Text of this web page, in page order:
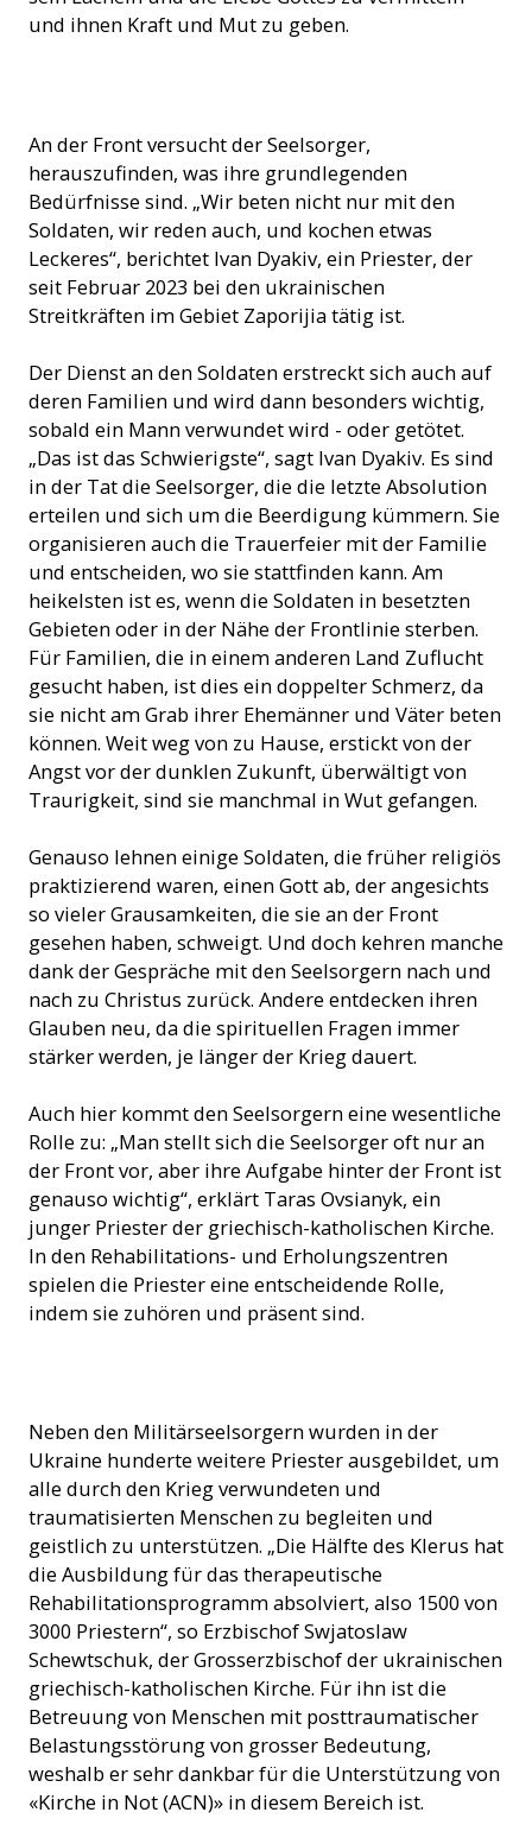
und ihnen Kraft und Mut zu geben.
An der Front versucht der Seelsorger,
herauszufinden, was ihre grundlegenden
Bedürfnisse sind. „Wir beten nicht nur mit den
Soldaten, wir reden auch, und kochen etwas
Leckeres“, berichtet Ivan Dyakiv, ein Priester, der
seit Februar 2023 bei den ukrainischen
Streitkräften im Gebiet Zaporijia tätig ist.
Der Dienst an den Soldaten erstreckt sich auch auf
deren Familien und wird dann besonders wichtig,
sobald ein Mann verwundet wird - oder getötet.
„Das ist das Schwierigste“, sagt Ivan Dyakiv. Es sind
in der Tat die Seelsorger, die die letzte Absolution
erteilen und sich um die Beerdigung kümmern. Sie
organisieren auch die Trauerfeier mit der Familie
und entscheiden, wo sie stattfinden kann. Am
heikelsten ist es, wenn die Soldaten in besetzten
Gebieten oder in der Nähe der Frontlinie sterben.
Für Familien, die in einem anderen Land Zuflucht
gesucht haben, ist dies ein doppelter Schmerz, da
sie nicht am Grab ihrer Ehemänner und Väter beten
können. Weit weg von zu Hause, erstickt von der
Angst vor der dunklen Zukunft, überwältigt von
Traurigkeit, sind sie manchmal in Wut gefangen.
Genauso lehnen einige Soldaten, die früher religiös
praktizierend waren, einen Gott ab, der angesichts
so vieler Grausamkeiten, die sie an der Front
gesehen haben, schweigt. Und doch kehren manche
dank der Gespräche mit den Seelsorgern nach und
nach zu Christus zurück. Andere entdecken ihren
Glauben neu, da die spirituellen Fragen immer
stärker werden, je länger der Krieg dauert.
Auch hier kommt den Seelsorgern eine wesentliche
Rolle zu: „Man stellt sich die Seelsorger oft nur an
der Front vor, aber ihre Aufgabe hinter der Front ist
genauso wichtig“, erklärt Taras Ovsianyk, ein
junger Priester der griechisch-katholischen Kirche.
In den Rehabilitations- und Erholungszentren
spielen die Priester eine entscheidende Rolle,
indem sie zuhören und präsent sind.
(© ACN)
Neben den Militärseelsorgern wurden in der
Ukraine hunderte weitere Priester ausgebildet, um
alle durch den Krieg verwundeten und
traumatisierten Menschen zu begleiten und
geistlich zu unterstützen. „Die Hälfte des Klerus hat
die Ausbildung für das therapeutische
Rehabilitationsprogramm absolviert, also 1500 von
3000 Priestern“, so Erzbischof Swjatoslaw
Schewtschuk, der Grosserzbischof der ukrainischen
griechisch-katholischen Kirche. Für ihn ist die
Betreuung von Menschen mit posttraumatischer
Belastungsstörung von grosser Bedeutung,
weshalb er sehr dankbar für die Unterstützung von
«Kirche in Not (ACN)» in diesem Bereich ist.